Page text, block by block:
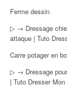
Ferme dessin
▷ → Dressage
attaque | Tuto
Carre potager en
▷ → Dressage
| Tuto Dresser